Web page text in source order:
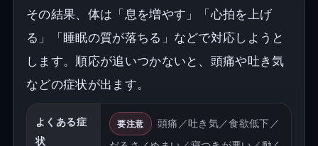
その結果、体は「息を増やす」「心拍を上げ
る」「睡眠の質が落ちる」などで対応しようと
します。順応が追いつかないと、頭痛や吐き気
などの症状が出ます。
よくある症
状
要注意
頭痛／吐き気／食欲低下／